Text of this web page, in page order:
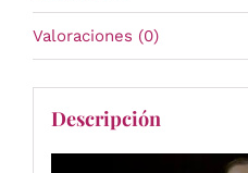
Valoraciones (0)
Descripción